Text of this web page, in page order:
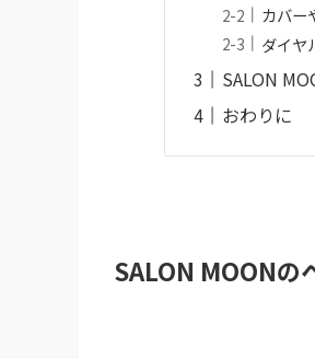
カバー
ダイヤ
SALON
おわりに
SALON MOONの